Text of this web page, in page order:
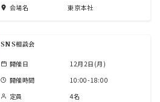
会場名
東京本社
SNS相談会
開催日
12月2日(月)
開催時間
10:00-18:00
定員
4名